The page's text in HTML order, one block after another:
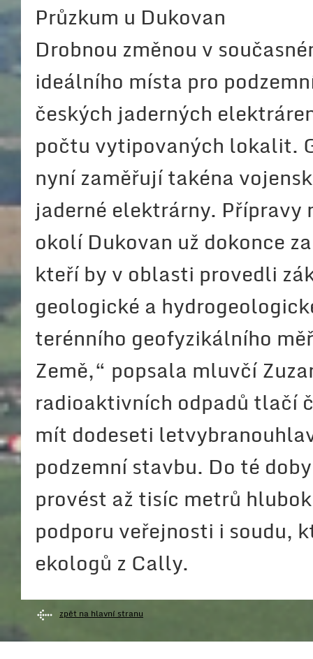
Průzkum u Dukovan
Drobnou změnou v
ideálního místa pro
českých jaderných
počtu vytipovaných lokalit.
nyní zaměřují takéna
jaderné elektrárny. Přípravy
okolí Dukovan už dokonce
kteří by v oblasti provedli
geologické a
terénního geofyzikálního
Země,“ popsala mluvčí
radioaktivních odpadů tlačí
mít dodeseti
podzemní stavbu. Do té
provést až tisíc metrů
podporu veřejnosti i soudu,
ekologů z Cally.
zpět na hlavní stranu